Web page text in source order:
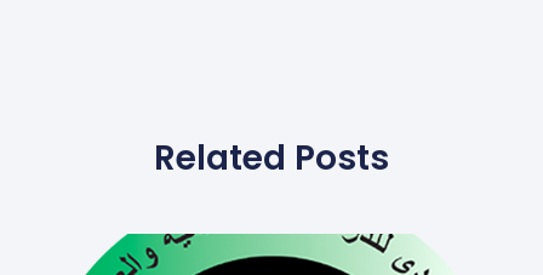
Related Posts